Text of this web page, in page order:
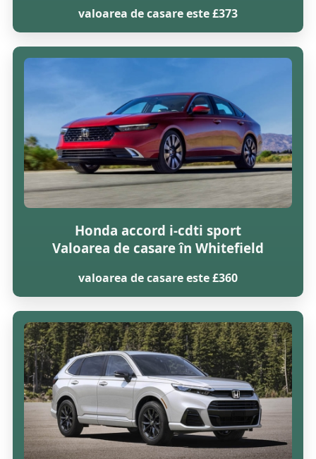
valoarea de casare este £373
Honda accord i-cdti sport
Valoarea de casare în Whitefield
valoarea de casare este £360